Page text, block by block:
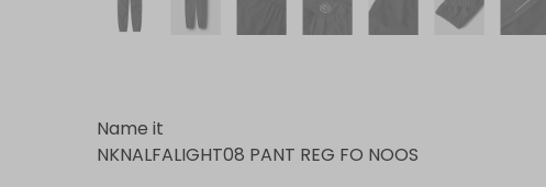
Name it
NKNALFALIGHT08 PANT REG FO NOOS